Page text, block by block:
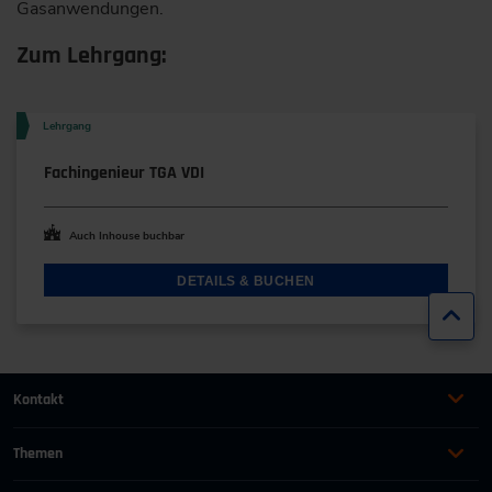
Gasanwendungen.
Zum Lehrgang:
Lehrgang
Fachingenieur TGA VDI
Auch Inhouse buchbar
DETAILS & BUCHEN
Kontakt
+49 (0)2116214-201
Themen